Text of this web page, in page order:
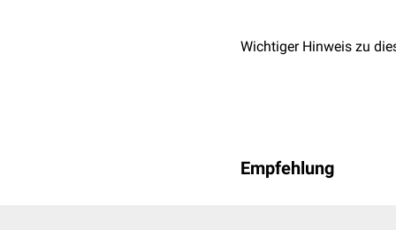
Wichtiger Hinweis zu
Empfehlung